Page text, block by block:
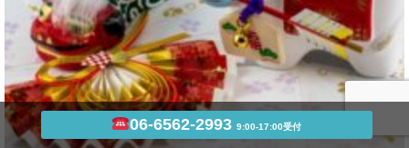
06-6562-29939:00-17:00受付